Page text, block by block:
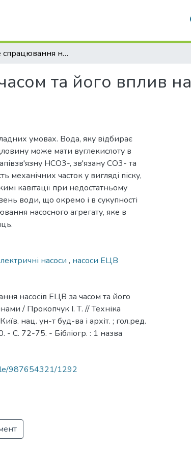
Фізичне спрацювання насосів ЕЦВ за часом та його вплив на подачу води свердловинами
та його вплив на
умовах. Вода, яку відбирає
може мати вуглекислоту в
НСО3-, зв'язану СО3- та
механічних часток у вигляді піску,
кавітації при недостатньому
води, що окремо і в сукупності
насосного агрегату, яке в
насоси , насоси ЕЦВ
насосів ЕЦВ за часом та його
/ Прокопчук І. Т. // Техніка
нац. ун-т буд-ва і архіт. ; гол.ред.
- С. 72-75. - Бібліогр. : 1 назва
987654321/1292